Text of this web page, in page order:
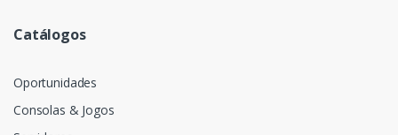
Catálogos
Oportunidades
Consolas & Jogos